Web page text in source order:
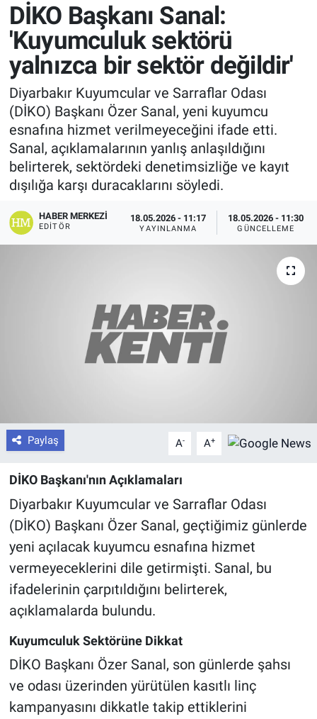
DİKO Başkanı Sanal:
'Kuyumculuk sektörü
yalnızca bir sektör değildir'
Diyarbakır Kuyumcular ve Sarraflar Odası
(DİKO) Başkanı Özer Sanal, yeni kuyumcu
esnafına hizmet verilmeyeceğini ifade etti.
Sanal, açıklamalarının yanlış anlaşıldığını
belirterek, sektördeki denetimsizliğe ve kayıt
dışılığa karşı duracaklarını söyledi.
HABER MERKEZI
EDITÖR
18.05.2026 - 11:17
YAYINLANMA
18.05.2026 - 11:30
GÜNCELLEME
Paylaş A- A+
DİKO Başkanı'nın Açıklamaları
Diyarbakır Kuyumcular ve Sarraflar Odası
(DİKO) Başkanı Özer Sanal, geçtiğimiz günlerde
yeni açılacak kuyumcu esnafına hizmet
vermeyeceklerini dile getirmişti. Sanal, bu
ifadelerinin çarpıtıldığını belirterek,
açıklamalarda bulundu.
Kuyumculuk Sektörüne Dikkat
DİKO Başkanı Özer Sanal, son günlerde şahsı
ve odası üzerinden yürütülen kasıtlı linç
kampanyasını dikkatle takip ettiklerini